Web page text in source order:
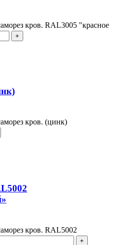
кров. RAL3005 "красное
кров. (цинк)
кров. RAL5002